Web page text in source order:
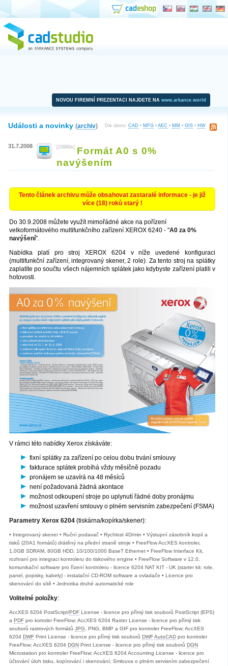
NOVOU FIREMNÍ PREZENTACI NAJDETE NA www.arkance.world
Dle oboru: CAD • MFG • AEC • MM • GIS • HW
Události a novinky (archiv)
31.7.2008 [23989x]
Formát A0 s 0%
navýšením
Tento článek archivu může obsahovat zastaralé informace - je již
více (18) roků starý !
Do 30.9.2008 můžete využít mimořádné akce na pořízení
velkoformátového multifunkčního zařízení XEROX 6240 - "A0 za 0%
navýšení".
Nabídka platí pro stroj XEROX 6204 v níže uvedené konfiguraci
(multifunkční zařízení, integrovaný skener, 2 role). Za tento stroj na splátky
zaplatíte po součtu všech nájemních splátek jako kdybyste zařízení platili v
hotovosti.
V rámci této nabídky Xerox získáváte:
fixní splátky za zařízení po celou dobu trvání smlouvy
fakturace splátek probíhá vždy měsíčně pozadu
pronájem se uzavírá na 48 měsíců
není požadovaná žádná akontace
možnost odkoupení stroje po uplynutí řádné doby pronájmu
možnost uzavření smlouvy o plném servisním zabezpečení (FSMA)
Parametry Xerox 6204 (tiskárna/kopírka/skener):
• Integrovaný skener • Ruční podavač • Rychlost 4D/min • Výstupní zásobník kopií a
tisků (20A1 formátů) drátěný na přední straně stroje • FreeFlow AccXES kontroler,
1,0GB SDRAM, 80GB HDD, 10/100/1000 BaseT Ethernet • FreeFlow Interface Kit,
rozhraní pro integraci kontroleru do tiskového engine • FreeFlow Software v 12.0,
komunikační software pro řízení kontroleru - licence 6204 NAT KIT - UK (starter kit: role,
panel, popisky, kabely) - instalační CD-ROM software a ovladače • Licence pro
skenování do sítě • Jednotka druhé automatické role
Volitelné položky:
AccXES 6204 PostScript/PDF License - licence pro přímý tisk souborů PostScript (EPS)
a PDF pro kotroler FreeFlow; AccXES 6204 Raster License - licence pro přímý tisk
souborů rastrových formátů JPG, PNG, BMP a GIF pro kontroler FreeFlow; AccXES
6204 DWF Print License - licence pro přímý tisk souborů DWFAutoCAD pro kontroler
FreeFlow; AccXES 6204 DGN Print License - licence pro přímý tisk souborů DGN
Microstation pro kontroler FreeFlow; AccXES 6204 Accounting License - licence pro
účtování úloh tisku, kopírování i skenování; Smlouva o plném servisním zabezpečení